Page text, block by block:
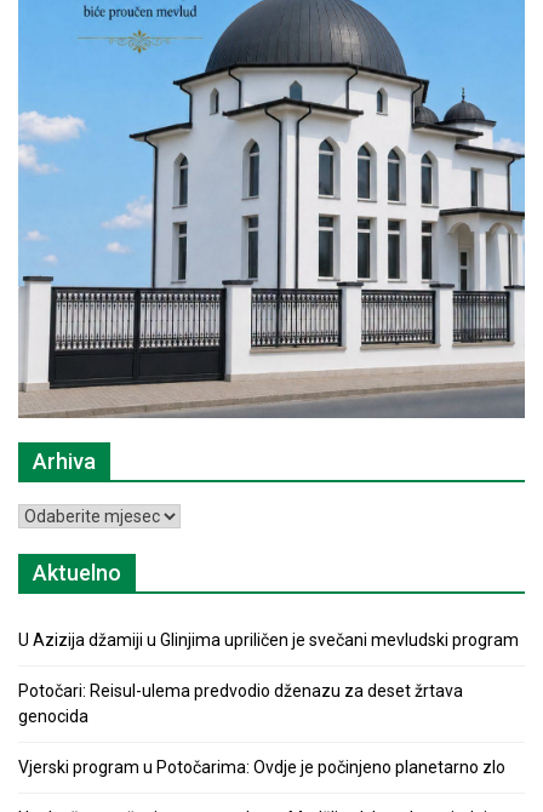
Arhiva
Arhiva
Aktuelno
U Azizija džamiji u Glinjima upriličen je svečani mevludski program
Potočari: Reisul-ulema predvodio dženazu za deset žrtava
genocida
Vjerski program u Potočarima: Ovdje je počinjeno planetarno zlo